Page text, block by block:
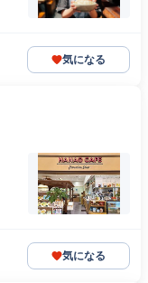
気になる
気になる